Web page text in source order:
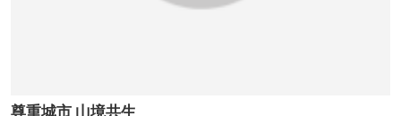
尊重城市 山境共生